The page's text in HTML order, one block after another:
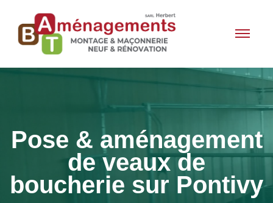
Pose & aménagement
de veaux de
boucherie sur Pontivy